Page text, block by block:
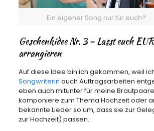
Ein eigener Song nur für euch?
Geschenkidee Nr. 3 – Lasst euch
arrangieren
Auf diese Idee bin ich gekommen, weil
Songwriterin auch Auftragsarbeiten
eben auch mitunter für meine
komponiere zum Thema Hochzeit oder
bekannte Lieder so um, dass sie zur
zur Hochzeit) passen.